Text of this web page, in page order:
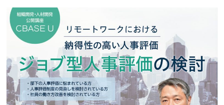
お知らせ
よくある質問